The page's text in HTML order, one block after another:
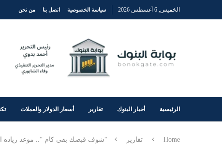
الخميس, 6 أغسطس 2026 سياسة الخصوصية اتصل بنا من نحن
الرئيسية أخبار البنوك تقارير أسعار الدولار والعملات
Home تقارير “شوف قبضك بقي كام “.. موعد زياده